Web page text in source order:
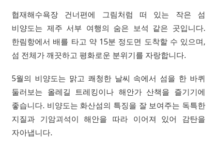
협재해수욕장 건너편에 그림처럼 떠 있는 작은 섬
비양도는 제주 서부 여행의 숨은 보석 같은 곳입니다.
한림항에서 배를 타고 약 15분 정도면 도착할 수 있으며,
섬 전체가 깨끗하고 평화로운 분위기를 자랑합니다.
5월의 비양도는 맑고 쾌청한 날씨 속에서 섬을 한 바퀴
둘러보는 올레길 트레킹이나 해안가 산책을 즐기기에
좋습니다. 비양도는 화산섬의 특징을 잘 보여주는 독특한
지질과 기암괴석이 해안을 따라 이어져 있어 감탄을
자아냅니다.